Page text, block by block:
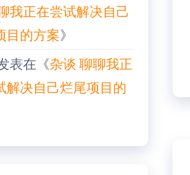
我正在尝试解决自己
目的方案》
表在《杂谈 聊聊我正
解决自己烂尾项目的